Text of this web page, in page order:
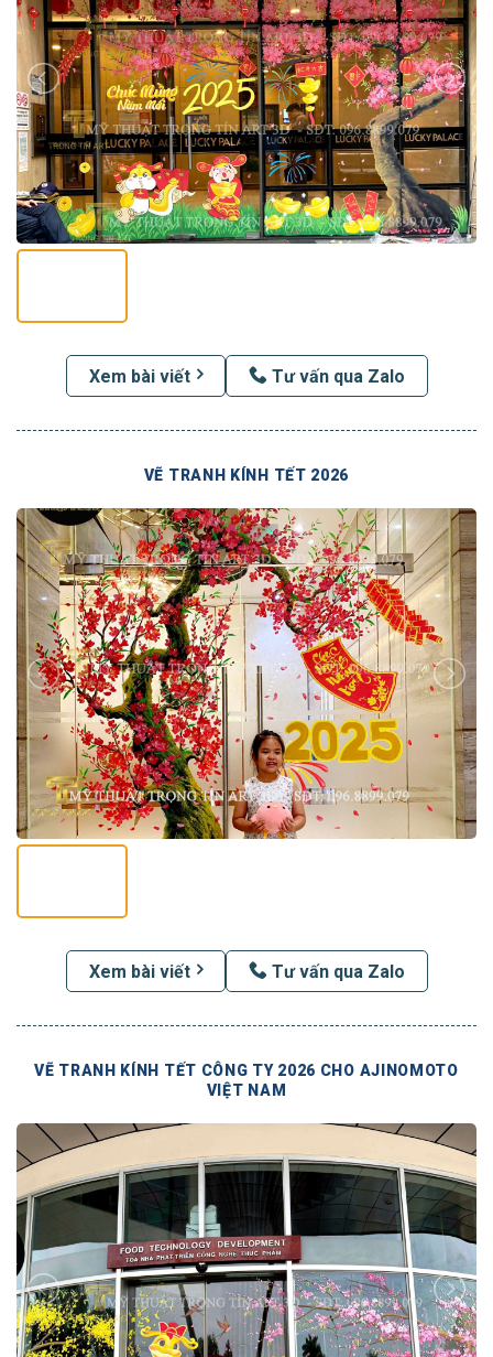
Xem bài viết Tư vấn qua Zalo
VẼ TRANH KÍNH TẾT 2026
Xem bài viết Tư vấn qua Zalo
VẼ TRANH KÍNH TẾT CÔNG TY 2026 CHO AJINOMOTO
VIỆT NAM